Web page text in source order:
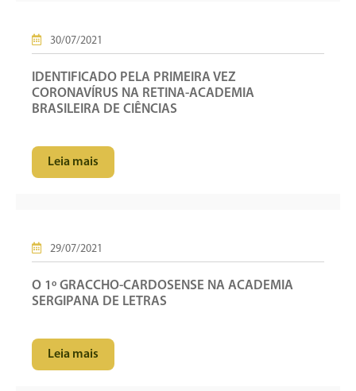
30/07/2021
IDENTIFICADO PELA PRIMEIRA VEZ
CORONAVÍRUS NA RETINA-ACADEMIA
BRASILEIRA DE CIÊNCIAS
Leia mais
29/07/2021
O 1º GRACCHO-CARDOSENSE NA ACADEMIA
SERGIPANA DE LETRAS
Leia mais